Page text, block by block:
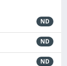
ND
ND
ND